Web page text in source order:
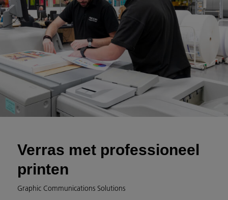
Verras met professioneel
printen
Graphic Communications Solutions